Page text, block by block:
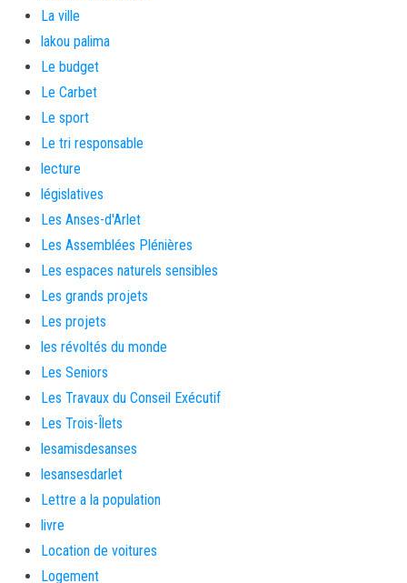
La ville
lakou palima
Le budget
Le Carbet
Le sport
Le tri responsable
lecture
législatives
Les Anses-d'Arlet
Les Assemblées Plénières
Les espaces naturels sensibles
Les grands projets
Les projets
les révoltés du monde
Les Seniors
Les Travaux du Conseil Exécutif
Les Trois-Îlets
lesamisdesanses
lesansesdarlet
Lettre a la population
livre
Location de voitures
Logement